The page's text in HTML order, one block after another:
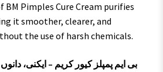
Pimples Cure Cream purifies
it smoother, clearer, and
the use of harsh chemicals.
بی ایم پمپلز کیور کریم – ایکنی،